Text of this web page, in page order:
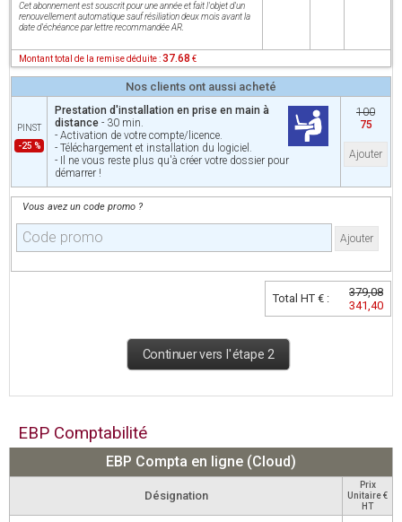
Cet abonnement est souscrit pour une année et fait l'objet d'un
renouvellement automatique sauf résiliation deux mois avant la
date d'échéance par lettre recommandée AR.
Montant total de la remise déduite :37.68 €
Nos clients ont aussi acheté
PINST
-25 %
Prestation d'installation en prise en main à
distance - 30 min.
- Activation de votre compte/licence.
- Téléchargement et installation du logiciel.
- Il ne vous reste plus qu'à créer votre dossier pour
démarrer !
100
75
Ajouter
Vous avez un code promo ?
Ajouter
Total HT € :
379,08
341,40
Continuer vers l'étape 2
EBP Comptabilité
EBP Compta en ligne (Cloud)
Désignation
Prix
Unitaire €
HT